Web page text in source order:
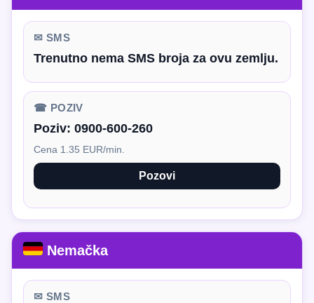
✉ SMS
Trenutno nema SMS broja za ovu zemlju.
☎ POZIV
Poziv: 0900-600-260
Cena 1.35 EUR/min.
Pozovi
Nemačka
✉ SMS